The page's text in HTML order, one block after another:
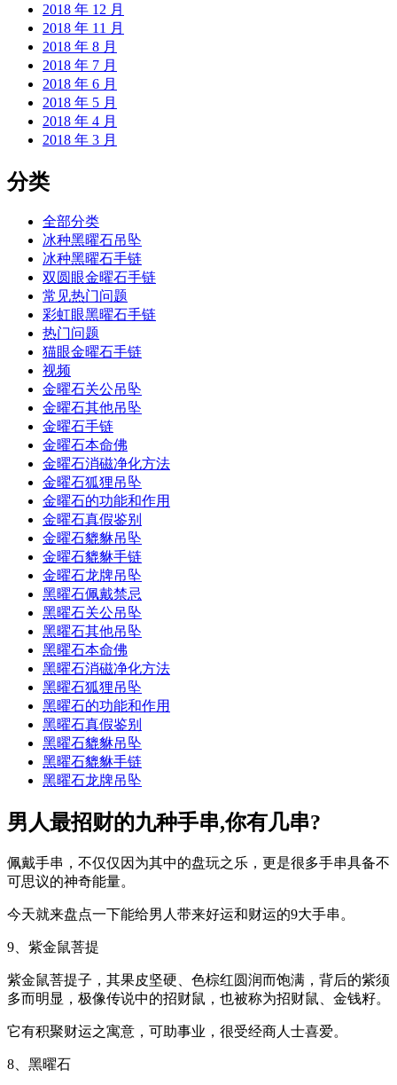
2018 年 12 月
2018 年 11 月
2018 年 8 月
2018 年 7 月
2018 年 6 月
2018 年 5 月
2018 年 4 月
2018 年 3 月
分类
全部分类
冰种黑曜石吊坠
冰种黑曜石手链
双圆眼金曜石手链
常见热门问题
彩虹眼黑曜石手链
热门问题
猫眼金曜石手链
视频
金曜石关公吊坠
金曜石其他吊坠
金曜石手链
金曜石本命佛
金曜石消磁净化方法
金曜石狐狸吊坠
金曜石的功能和作用
金曜石真假鉴别
金曜石貔貅吊坠
金曜石貔貅手链
金曜石龙牌吊坠
黑曜石佩戴禁忌
黑曜石关公吊坠
黑曜石其他吊坠
黑曜石本命佛
黑曜石消磁净化方法
黑曜石狐狸吊坠
黑曜石的功能和作用
黑曜石真假鉴别
黑曜石貔貅吊坠
黑曜石貔貅手链
黑曜石龙牌吊坠
男人最招财的九种手串,你有几串?
佩戴手串，不仅仅因为其中的盘玩之乐，更是很多手串具备不
可思议的神奇能量。
今天就来盘点一下能给男人带来好运和财运的9大手串。
9、紫金鼠菩提
紫金鼠菩提子，其果皮坚硬、色棕红圆润而饱满，背后的紫须
多而明显，极像传说中的招财鼠，也被称为招财鼠、金钱籽。
它有积聚财运之寓意，可助事业，很受经商人士喜爱。
8、黑曜石